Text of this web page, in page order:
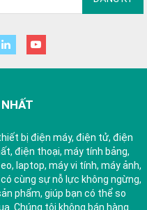
bị điện máy, điện tử, điện
điện thoại, máy tính bảng,
laptop, máy vi tính, máy ảnh,
cùng sự nỗ lực không ngừng,
phẩm, giúp bạn có thể so
Chúng tôi không bán hàng.